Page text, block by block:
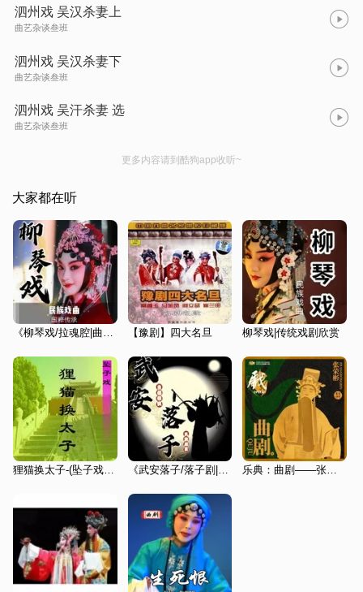
泗州戏 吴汉杀妻上
曲艺杂谈叁班
泗州戏 吴汉杀妻下
曲艺杂谈叁班
泗州戏 吴汗杀妻 选
曲艺杂谈叁班
更多内容请到酷狗app收听~
大家都在听
《柳琴戏/拉魂腔|曲艺欣赏》民族戏曲|国潮复兴 【豫剧】四大名旦 柳琴戏|传统戏剧欣赏
乐典：曲剧——张荣彬（壹）